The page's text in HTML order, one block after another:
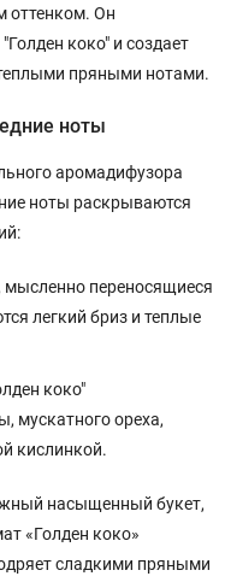
Он
коко" и создает
пряными нотами.
ноты
аромадифузора
ноты раскрываются
мысленно переносящиеся
легкий бриз и теплые
коко"
мускатного ореха,
кислинкой.
насыщенный букет,
«Голден коко»
сладкими пряными